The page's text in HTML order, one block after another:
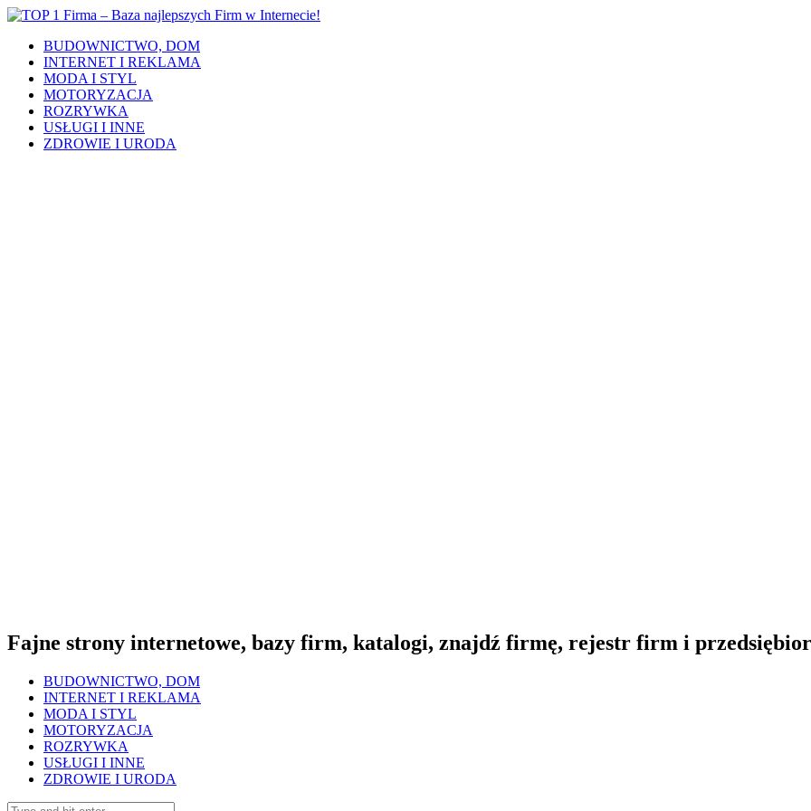
BUDOWNICTWO, DOM
INTERNET I REKLAMA
MODA I STYL
MOTORYZACJA
ROZRYWKA
USŁUGI I INNE
ZDROWIE I URODA
Fajne strony internetowe, bazy firm, katalogi, znajdź firmę, rejestr firm i
BUDOWNICTWO, DOM
INTERNET I REKLAMA
MODA I STYL
MOTORYZACJA
ROZRYWKA
USŁUGI I INNE
ZDROWIE I URODA